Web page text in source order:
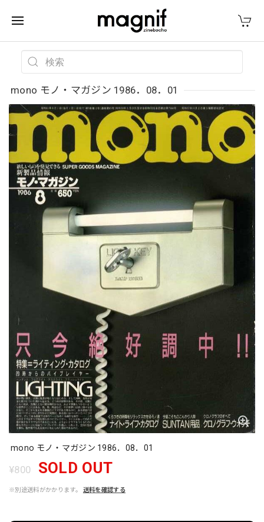
mono モノ・マガジン 1986．08．01
mono モノ・マガジン 1986．08．01
¥800 SOLD OUT
※別途送料がかかります。 送料を確認する